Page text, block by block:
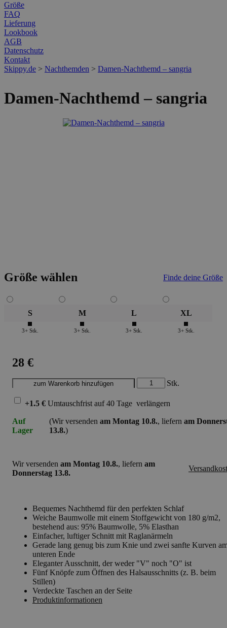
Größe
FAQ
Lieferung
Lookbook
AGB
Datenschutz
Kontakt
Skippy.de > Nachthemden > Damen-Nachthemd – sangria
Damen-Nachthemd – sangria
Größe wählen Finde deine Größe
S
3+ Stk.
M
3+ Stk.
L
3+ Stk.
XL
3+ Stk.
28 €
Stk.
+1.5 € Umtauschfrist auf 40 Tage verlängern
Auf
Lager
(Wir versenden am Montag 10.8., liefern am
13.8.)
Wir versenden am Montag 10.8., liefern am
Donnerstag 13.8.
Bequemes Nachthemd für den perfekten Schlaf
Weiche Baumwolle mit einem Stoffgewicht von 180 g/m2,
bestehend aus: 95% Baumwolle, 5% Elasthan
Einfacher, luftiger Schnitt mit Raglanärmeln
Gerade lang genug bis zum Knie und zwei sanfte Kurven
unteren Ende
Eleganter Ausschnitt, der weder "V" noch "O" ist
Fünf Knöpfe zum Öffnen des Halsausschnitts (z. B. beim
Stillen)
Verdeckte Taschen an der Seite
Produktinformationen